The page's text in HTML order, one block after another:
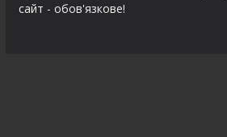
сайт - обов'язкове!